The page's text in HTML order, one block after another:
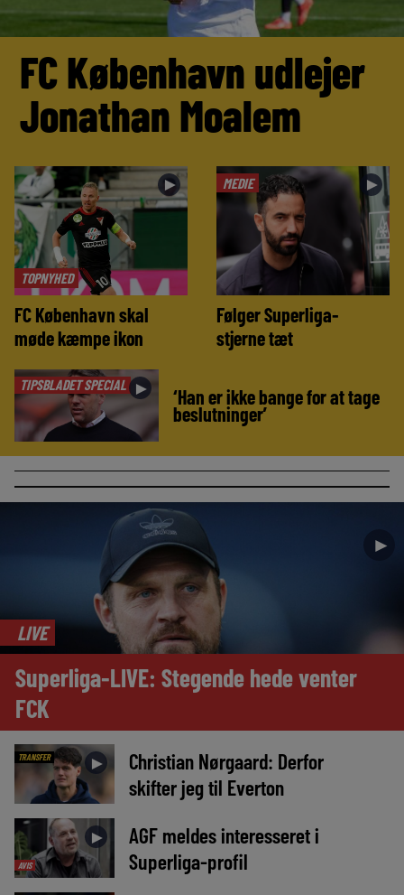
FC København udlejer
Jonathan Moalem
TOPNYHED
►
FC København skal
møde kæmpe ikon
MEDIE ►
Følger Superliga-
stjerne tæt
TIPSBLADET SPECIAL ► ‘Han er ikke bange for at tage
beslutninger’
►
LIVE
Superliga-LIVE: Stegende hede venter
FCK
TRANSFER ►
Christian Nørgaard: Derfor
skifter jeg til Everton
AVIS
►
AGF meldes interesseret i
Superliga-profil